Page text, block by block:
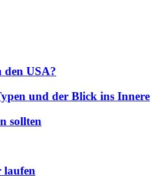
USA?
und der Blick ins Innere
sollten
laufen